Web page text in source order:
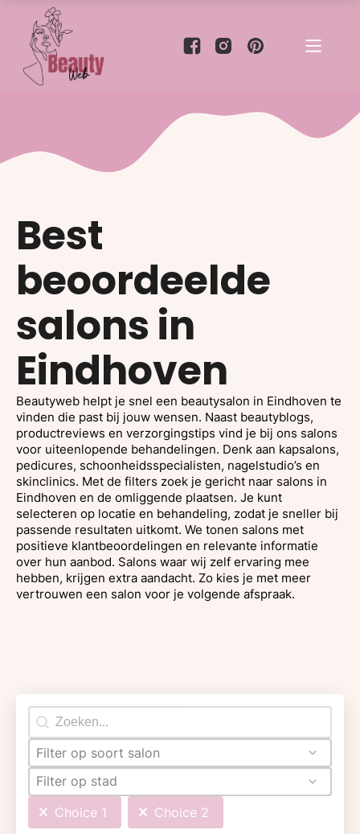
Best
beoordeelde
salons in
Eindhoven
Beautyweb helpt je snel een beautysalon in Eindhoven te
vinden die past bij jouw wensen. Naast beautyblogs,
productreviews en verzorgingstips vind je bij ons salons
voor uiteenlopende behandelingen. Denk aan kapsalons,
pedicures, schoonheidsspecialisten, nagelstudio’s en
skinclinics. Met de filters zoek je gericht naar salons in
Eindhoven en de omliggende plaatsen. Je kunt
selecteren op locatie en behandeling, zodat je sneller bij
passende resultaten uitkomt. We tonen salons met
positieve klantbeoordelingen en relevante informatie
over hun aanbod. Salons waar wij zelf ervaring mee
hebben, krijgen extra aandacht. Zo kies je met meer
vertrouwen een salon voor je volgende afspraak.
Search content
Filter op soort salon
Filter op stad
Choice 1
Choice 2